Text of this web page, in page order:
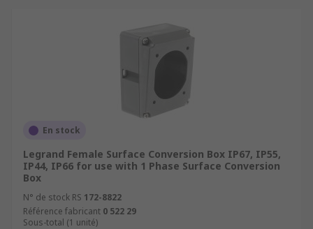
En stock
Legrand Female Surface Conversion Box IP67, IP55,
IP44, IP66 for use with 1 Phase Surface Conversion
Box
N° de stock RS 172-8822
Référence fabricant 0 522 29
Sous-total (1 unité)